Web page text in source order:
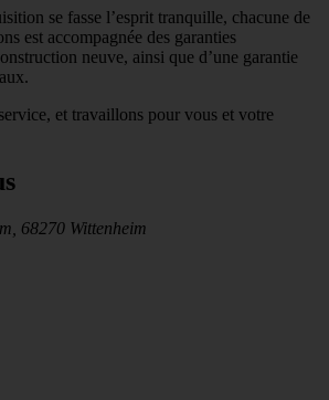
se fasse l’esprit tranquille, chacune de
est accompagnée des garanties
neuve, ainsi que d’une garantie
et travaillons pour vous et votre
68270 Wittenheim